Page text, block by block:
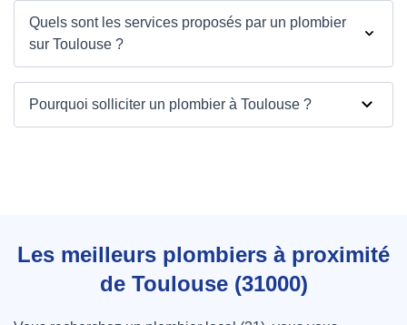
Quels sont les services proposés par un plombier
sur Toulouse ?
Pourquoi solliciter un plombier à Toulouse ?
Les meilleurs plombiers à proximité
de Toulouse (31000)